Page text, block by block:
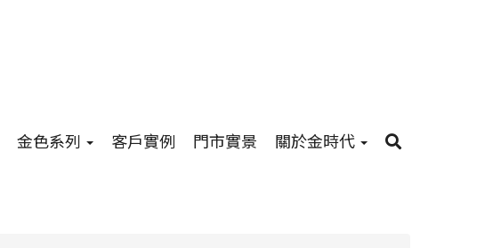
金色系列 客戶實例 門市實景 關於金時代